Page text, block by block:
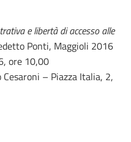
e libertà di accesso alle
Ponti, Maggioli 2016
ore 10,00
– Piazza Italia, 2,